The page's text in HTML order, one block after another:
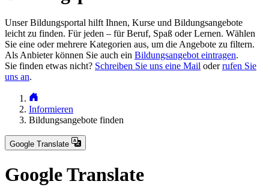
Unser Bildungsportal hilft Ihnen, Kurse und Bildungsangebote
leicht zu finden. Für jeden – für Beruf, Spaß oder Lernen. Wählen
Sie eine oder mehrere Kategorien aus, um die Angebote zu filtern.
Als Anbieter können Sie auch ein Bildungsangebot eintragen.
Sie finden etwas nicht? Schreiben Sie uns eine Mail oderrufen Sie
uns an.
Informieren
Bildungsangebote finden
Google Translate
Google Translate